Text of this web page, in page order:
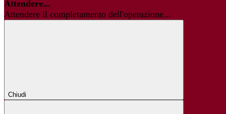
Attendere...
Attendere il completamento dell'operazione...
Chiudi